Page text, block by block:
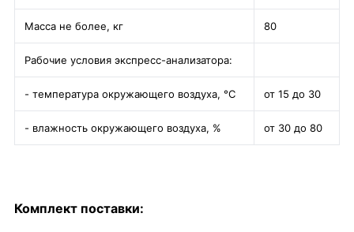
Масса не более, кг 80
Рабочие условия экспресс-анализатора:
- температура окружающего воздуха, °С от 15 до 30
- влажность окружающего воздуха, % от 30 до 80
Комплект поставки: